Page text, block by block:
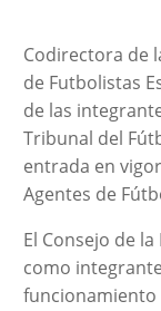
Codirectora de
de Futbolistas
de las
Tribunal del
entrada en
Agentes de
El Consejo de
como
funcionamiento